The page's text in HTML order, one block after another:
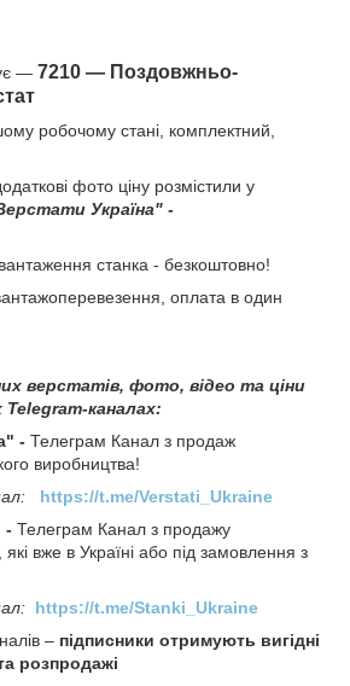
— 7210 — Поздовжньо-
робочому стані, комплектний,
фото ціну розмістили у
Україна" -
станка - безкоштовно!
оплата в один
верстатів, фото, відео та ціни
каналах:
- Телеграм Канал з продаж
виробництва!
https://t.me/Verstati_Ukraine
- Телеграм Канал з продажу
які вже в Україні або під замовлення з
https://t.me/Stanki_Ukraine
– підписники отримують вигідні
розпродажі